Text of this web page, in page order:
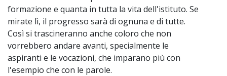
formazione e quanta in tutta la vita dell'istituto. Se
mirate lì, il progresso sarà di ognuna e di tutte.
Così si trascineranno anche coloro che non
vorrebbero andare avanti, specialmente le
aspiranti e le vocazioni, che imparano più con
l'esempio che con le parole.